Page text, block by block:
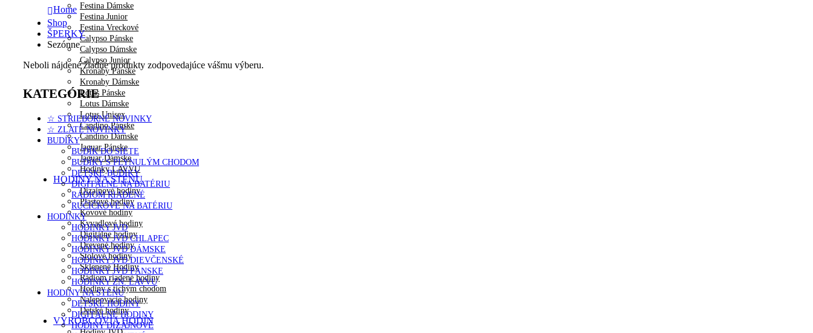
Festina Dámske
Festina Junior
Festina Vreckové
Calypso Pánske
Calypso Dámske
Calypso Junior
Kronaby Pánske
Kronaby Dámske
Lotus Pánske
Lotus Dámske
Lotus Unisex
Candino Pánske
Candino Dámske
Jaguar Pánske
Jaguar Dámske
Hodinky LAVVU
HODINY NA STENU
Dizajnové hodiny
Plastové hodiny
Kovové hodiny
Kyvadlové hodiny
Digitálne hodiny
Drevené hodiny
Stolové hodiny
Sklenené Hodiny
Rádiom riadené hodiny
Hodiny s tichým chodom
Nalepovacie hodiny
Detské hodiny
VÝROBCOVIA HODÍN
Home
Shop
ŠPERKY
Sezónne
Neboli nájdené žiadne produkty zodpovedajúce vášmu výberu.
KATEGÓRIE
☆ STRIEBORNÉ NOVINKY
☆ ZLATÉ NOVINKY
BUDÍKY
BUDÍK DO SIETE
BUDÍKY S PLYNULÝM CHODOM
DETSKÉ BUDÍKY
DIGITÁLNE NA BATÉRIU
RÁDIOM RIADENÉ
RUČIČKOVÉ NA BATÉRIU
HODINKY
HODINKY JVD
HODINKY JVD CHLAPEC
HODINKY JVD DÁMSKE
HODINKY JVD DIEVČENSKÉ
HODINKY JVD PÁNSKE
HODINKY ZN. LAVVU
HODINY NA STENU
DETSKÉ HODINY
DIGITÁLNE HODINY
HODINY DIZAJNOVÉ